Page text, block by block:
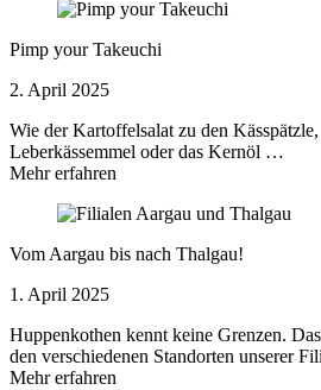
Pimp your Takeuchi
2. April 2025
Wie der Kartoffelsalat zu den
Leberkässemmel oder das Kernöl …
Mehr erfahren
Vom Aargau bis nach Thalgau!
1. April 2025
Huppenkothen kennt keine Grenzen.
den verschiedenen Standorten unserer
Mehr erfahren